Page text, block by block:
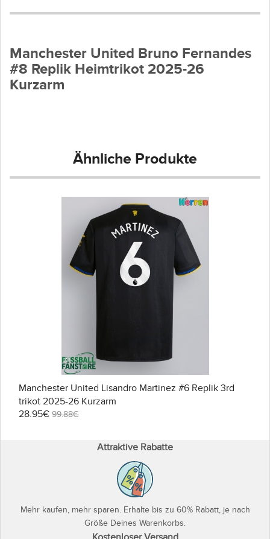
Manchester United Bruno Fernandes
#8 Replik Heimtrikot 2025-26
Kurzarm
Ähnliche Produkte
Manchester United Lisandro Martinez #6 Replik 3rd
trikot 2025-26 Kurzarm
28.95€ 99.88€
Attraktive Rabatte
Mehr kaufen, mehr sparen. Erhalte bis zu 60% Rabatt, je nach
Größe Deines Warenkorbs.